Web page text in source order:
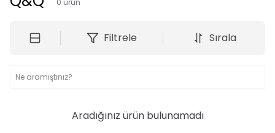
0 ürün
Filtrele Sırala
Aradığınız ürün bulunamadı